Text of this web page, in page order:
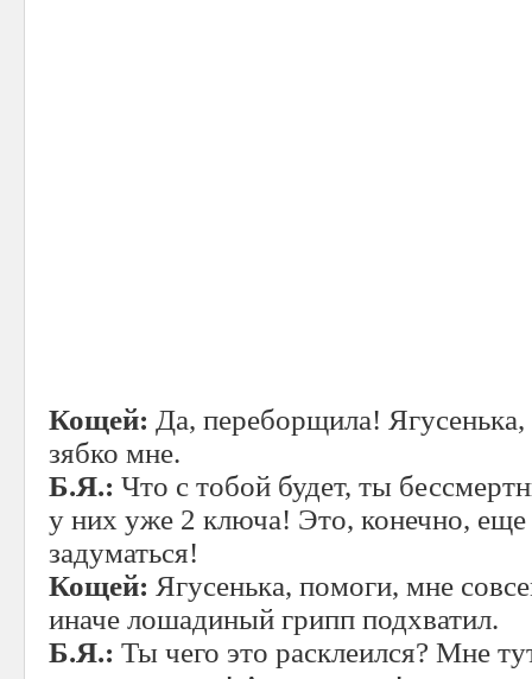
Кощей: Да, переборщила!
зябко мне.
Б.Я.: Что с тобой будет, ты
у них уже 2 ключа! Это, конечно, еще
задуматься!
Кощей: Ягусенька, помоги, мне
иначе лошадиный грипп подхватил.
Б.Я.: Ты чего это расклеился? Мне